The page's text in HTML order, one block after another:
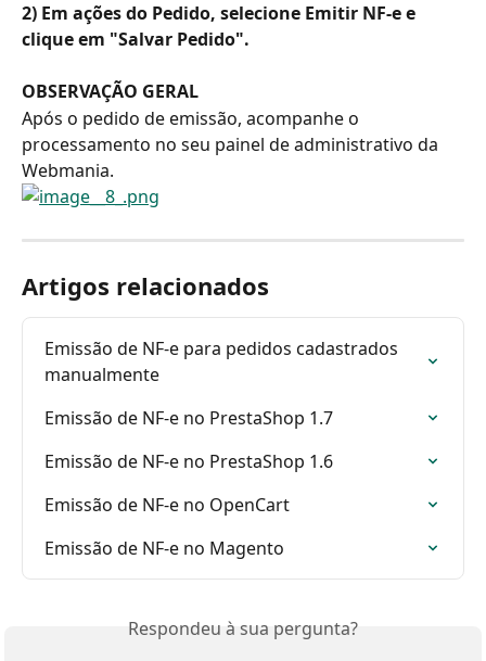
2) Em ações do Pedido, selecione Emitir NF-e e
clique em "Salvar Pedido".
OBSERVAÇÃO GERAL
Após o pedido de emissão, acompanhe o
processamento no seu painel de administrativo da
Webmania.
Artigos relacionados
Emissão de NF-e para pedidos cadastrados
manualmente
Emissão de NF-e no PrestaShop 1.7
Emissão de NF-e no PrestaShop 1.6
Emissão de NF-e no OpenCart
Emissão de NF-e no Magento
Respondeu à sua pergunta?